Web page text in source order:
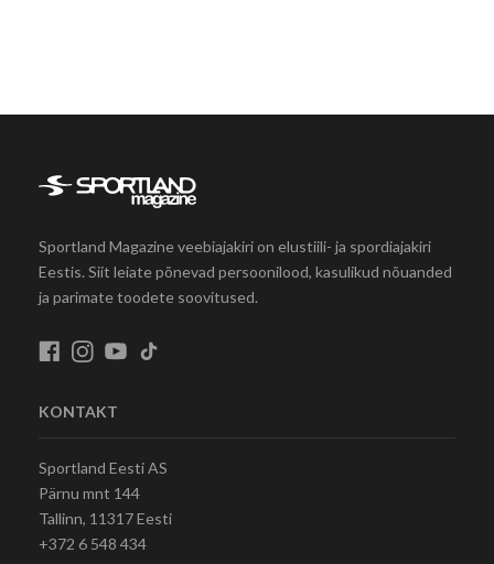
Sportland Magazine veebiajakiri on elustiili- ja spordiajakiri
Eestis. Siit leiate põnevad persoonilood, kasulikud nõuanded
ja parimate toodete soovitused.
KONTAKT
Sportland Eesti AS
Pärnu mnt 144
Tallinn, 11317 Eesti
+372 6 548 434